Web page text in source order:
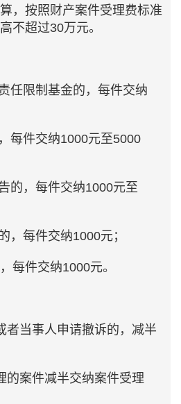
，按照财产案件受理费标准
不超过30万元。
任限制基金的，每件交纳
每件交纳1000元至5000
的，每件交纳1000元至
，每件交纳1000元；
每件交纳1000元。
者当事人申请撤诉的，减半
的案件减半交纳案件受理